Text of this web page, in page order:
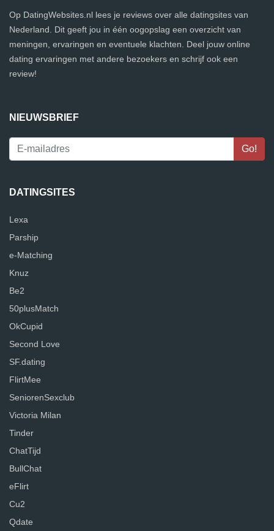
Op DatingWebsites.nl lees je reviews over alle datingsites van
Nederland. Dit geeft jou in één oogopslag een overzicht van
meningen, ervaringen en eventuele klachten. Deel jouw online
dating ervaringen met andere bezoekers en schrijf ook een
review!
NIEUWSBRIEF
DATINGSITES
Lexa
Parship
e-Matching
Knuz
Be2
50plusMatch
OkCupid
Second Love
SF.dating
FlirtMee
SeniorenSexclub
Victoria Milan
Tinder
ChatTijd
BullChat
eFlirt
Cu2
Qdate